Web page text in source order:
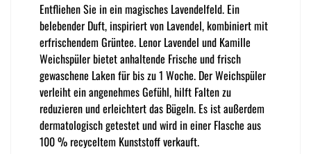
Entfliehen Sie in ein magisches Lavendelfeld. Ein
belebender Duft, inspiriert von Lavendel, kombiniert mit
erfrischendem Grüntee. Lenor Lavendel und Kamille
Weichspüler bietet anhaltende Frische und frisch
gewaschene Laken für bis zu 1 Woche. Der Weichspüler
verleiht ein angenehmes Gefühl, hilft Falten zu
reduzieren und erleichtert das Bügeln. Es ist außerdem
dermatologisch getestet und wird in einer Flasche aus
100 % recyceltem Kunststoff verkauft.